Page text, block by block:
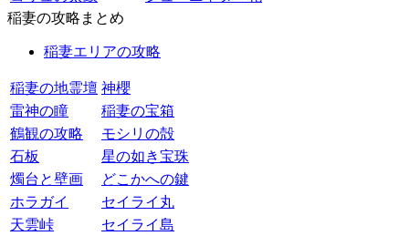
稲妻の攻略まとめ
稲妻エリアの攻略
稲妻の地霊壇 神櫻
雷神の瞳
稲妻の宝箱
鶴観の攻略
モシリの殻
石板
星の如き宝珠
燭台と壁画
どこかへの鍵
ホラガイ
セイライ丸
天雲峠
セイライ島